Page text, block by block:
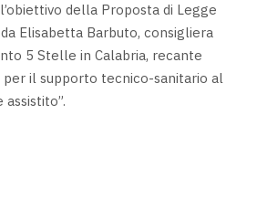
della Proposta di Legge
Elisabetta Barbuto, consigliera
5 Stelle in Calabria, recante
per il supporto tecnico-sanitario al